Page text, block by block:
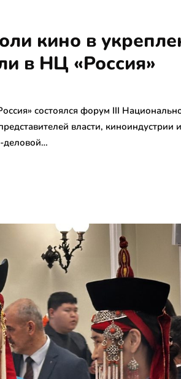
кино в
в НЦ «Россия»
состоялся форум III
власти, киноиндустрии
деловой…